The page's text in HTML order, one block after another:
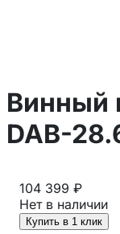
Винный
DAB-
104 399 ₽
Нет в наличии
Купить в 1 клик